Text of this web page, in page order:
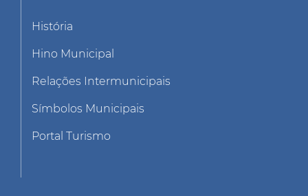
História
Hino Municipal
Relações Intermunicipais
Símbolos Municipais
Portal Turismo